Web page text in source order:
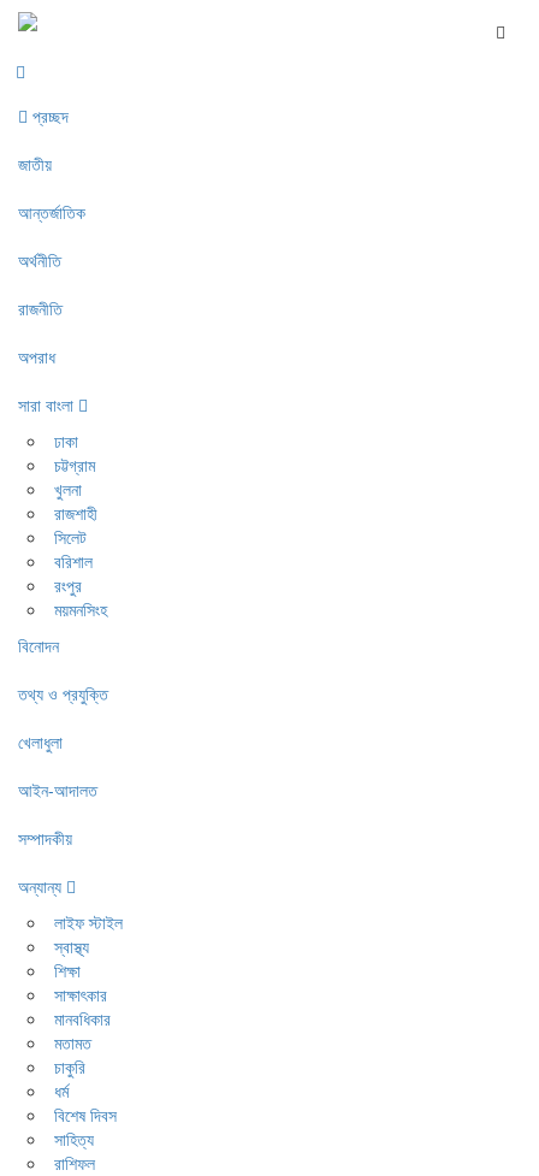
প্রচ্ছদ
জাতীয়
আন্তর্জাতিক
অর্থনীতি
রাজনীতি
অপরাধ
সারা বাংলা
ঢাকা
চট্টগ্রাম
খুলনা
রাজশাহী
সিলেট
বরিশাল
রংপুর
ময়মনসিংহ
বিনোদন
তথ্য ও প্রযুক্তি
খেলাধুলা
আইন-আদালত
সম্পাদকীয়
অন্যান্য
লাইফ স্টাইল
স্বাস্থ্য
শিক্ষা
সাক্ষাৎকার
মানবধিকার
মতামত
চাকুরি
ধর্ম
বিশেষ দিবস
সাহিত্য
রাশিফল